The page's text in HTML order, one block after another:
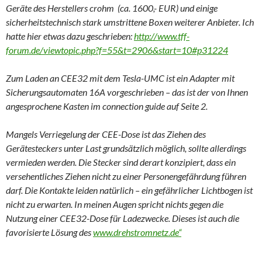
Geräte des Herstellers crohm (ca. 1600,- EUR) und einige
sicherheitstechnisch stark umstrittene Boxen weiterer Anbieter. Ich
hatte hier etwas dazu geschrieben:http://www.tff-
forum.de/viewtopic.php?f=55&t=2906&start=10#p31224
Zum Laden an CEE32 mit dem Tesla-UMC ist ein Adapter mit
Sicherungsautomaten 16A vorgeschrieben – das ist der von Ihnen
angesprochene Kasten im connection guide auf Seite 2.
Mangels Verriegelung der CEE-Dose ist das Ziehen des
Gerätesteckers unter Last grundsätzlich möglich, sollte allerdings
vermieden werden. Die Stecker sind derart konzipiert, dass ein
versehentliches Ziehen nicht zu einer Personengefährdung führen
darf. Die Kontakte leiden natürlich – ein gefährlicher Lichtbogen ist
nicht zu erwarten. In meinen Augen spricht nichts gegen die
Nutzung einer CEE32-Dose für Ladezwecke. Dieses ist auch die
favorisierte Lösung deswww.drehstromnetz.de“